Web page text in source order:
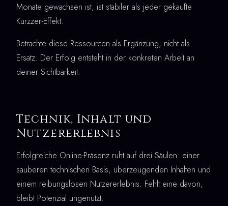
Monate gewachsen ist, ist stabiler als jeder gekaufte
Kurzzeit-Effekt.
Betrachte diese Ressourcen als Ergänzung, nicht als
Ersatz. Der Erfolg entsteht in der konkreten Arbeit an
deiner Sichtbarkeit.
Technik, Inhalt und
Nutzererlebnis
Erfolgreiche Online-Präsenz ruht auf drei Säulen: einer
sauberen technischen Basis, überzeugenden Inhalten und
einem reibungslosen Nutzererlebnis. Fehlt eine davon,
bleibt Potenzial ungenutzt.